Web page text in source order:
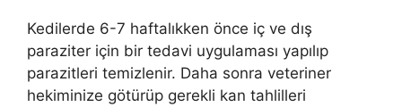
Kedilerde 6-7 haftalıkken önce iç ve dış
paraziter için bir tedavi uygulaması yapılıp
parazitleri temizlenir. Daha sonra veteriner
hekiminize götürüp gerekli kan tahlilleri